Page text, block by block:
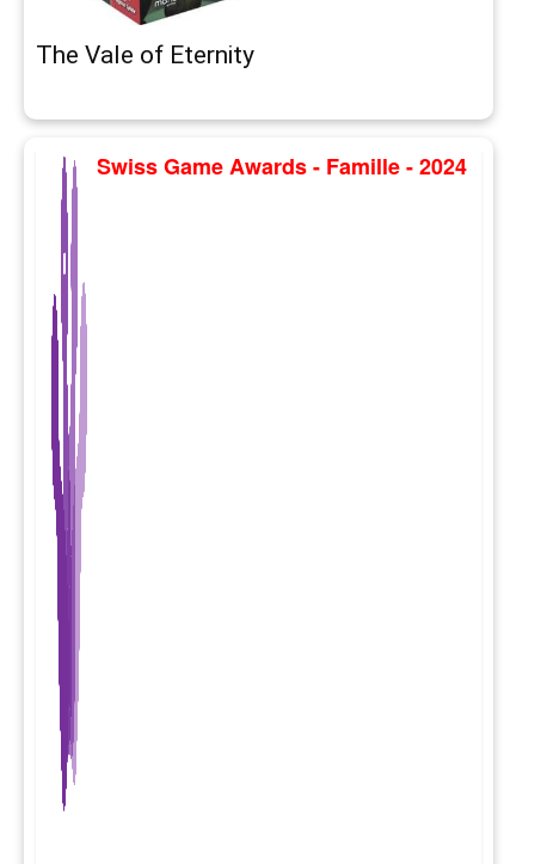
The Vale of Eternity
Swiss Game Awards - Famille - 2024